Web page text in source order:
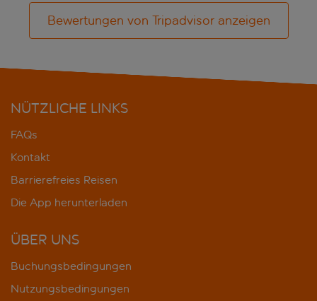
Bewertungen von Tripadvisor anzeigen
NÜTZLICHE LINKS
FAQs
Kontakt
Barrierefreies Reisen
Die App herunterladen
ÜBER UNS
Buchungsbedingungen
Nutzungsbedingungen